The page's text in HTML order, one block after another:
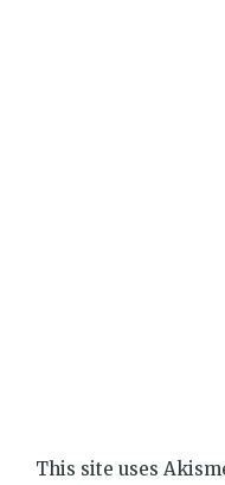
This site uses